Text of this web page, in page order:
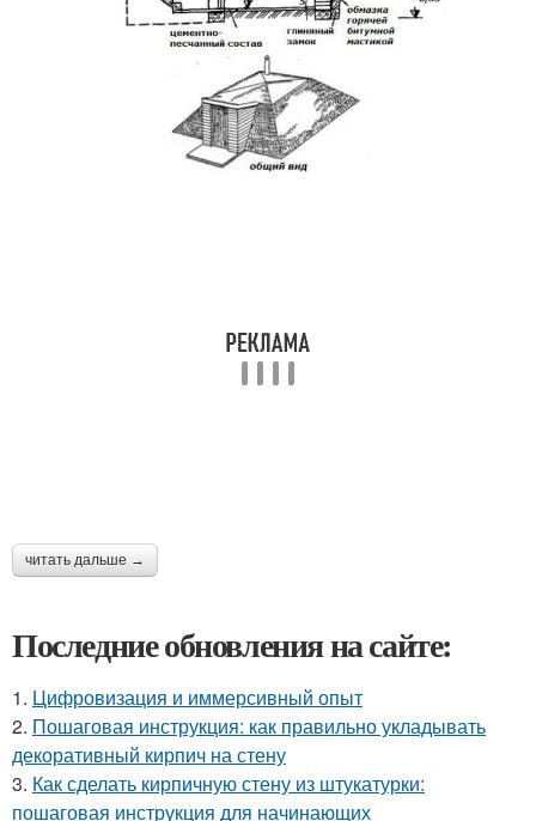
читать дальше →
Последние обновления на сайте:
1. Цифровизация и иммерсивный опыт
2. Пошаговая инструкция: как правильно укладывать
декоративный кирпич на стену
3. Как сделать кирпичную стену из штукатурки:
пошаговая инструкция для начинающих